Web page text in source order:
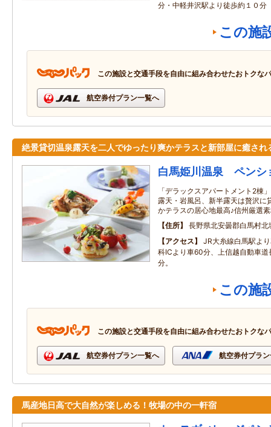
分・中軽井沢駅より徒歩約１０分
この施
この施設と交通手段を自由に組み合わせたおトクな
航空券付プラン一覧へ
絶景貸切温泉露天を二人でゆったり爽かテラスと新部屋に癒され
白馬姫川温泉 ペンシ
「デラックスアパートメント2棟
露天・岩風呂、新半露天は贅沢に
かテラスの居心地最高♪信州厳選
住所
長野県北安曇郡白馬村
アクセス
JR大糸線白馬駅よ
科ICより車60分、上信越自動車
分。
この施
この施設と交通手段を自由に組み合わせたおトクな
航空券付プラン一覧へ 航空券付プラ
馬産地日高で大自然が楽しめる！牧場の中の一軒宿